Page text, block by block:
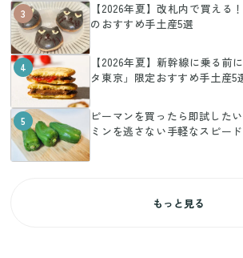
3
【2026年夏】改札内で買える
のおすすめ手土産5選
4
【2026年夏】新幹線に乗る前
タ東京」限定おすすめ手土産5
5
ピーマンを買ったら即試した
ミンを逃さない手軽なスピー
もっと見る